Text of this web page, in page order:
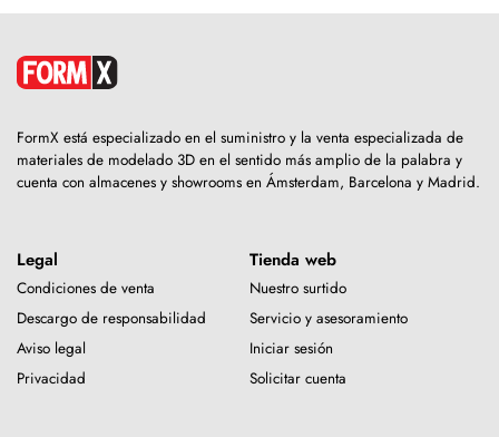
FormX está especializado en el suministro y la venta especializada de
materiales de modelado 3D en el sentido más amplio de la palabra y
cuenta con almacenes y showrooms en Ámsterdam, Barcelona y Madrid.
Legal
Condiciones de venta
Descargo de responsabilidad
Aviso legal
Privacidad
Tienda web
Nuestro surtido
Servicio y asesoramiento
Iniciar sesión
Solicitar cuenta